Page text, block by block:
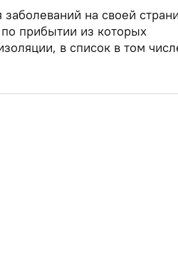
на своей
прибытии из которых
в список в том